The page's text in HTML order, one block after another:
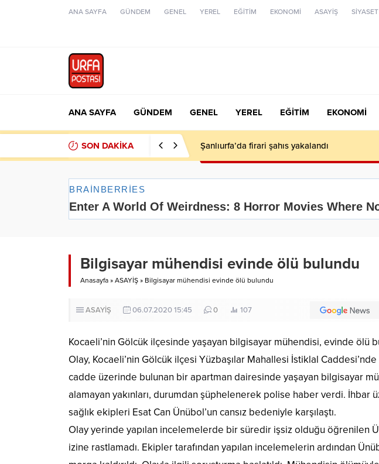
ANA SAYFA GÜNDEM GENEL YEREL EĞİTİM EKONOMİ ASAYİŞ SİYASET
ANA SAYFA GÜNDEM GENEL YEREL EĞİTİM EKONOMİ
SON DAKİKA Şanlıurfa’da firari şahıs yakalandı
Bilgisayar mühendisi evinde ölü bulundu
Anasayfa » ASAYİŞ » Bilgisayar mühendisi evinde ölü bulundu
ASAYİŞ 06.07.2020 15:45 0 107
Kocaeli’nin Gölcük ilçesinde yaşayan bilgisayar mühendisi, evinde ölü
Olay, Kocaeli’nin Gölcük ilçesi Yüzbaşılar Mahallesi İstiklal
cadde üzerinde bulunan bir apartman dairesinde yaşayan bilgisayar
alamayan yakınları, durumdan şüphelenerek polise haber verdi. İhbar
sağlık ekipleri Esat Can Ünübol’un cansız bedeniyle karşılaştı.
Olay yerinde yapılan incelemelerde bir süredir işsiz olduğu öğrenilen
izine rastlamadı. Ekipler tarafından yapılan incelemelerin ardından